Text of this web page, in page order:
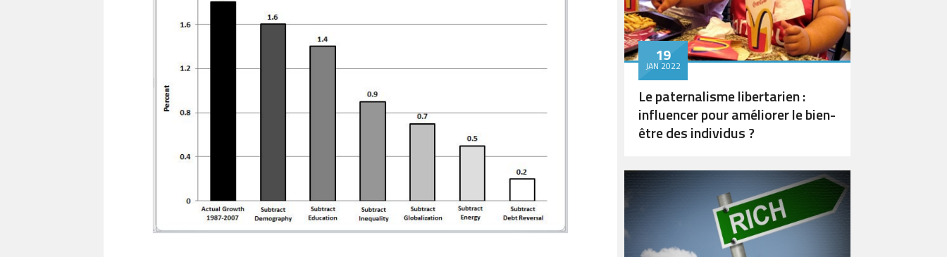
19
JAN 2022
Le paternalisme libertarien :
influencer pour améliorer le bien-
être des individus ?